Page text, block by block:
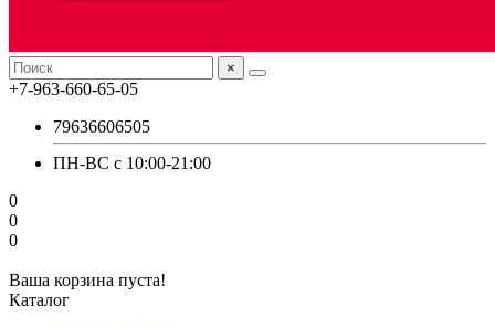
×
+7-963-660-65-05
79636606505
ПН-ВС с 10:00-21:00
0
0
0
Ваша корзина пуста!
Каталог